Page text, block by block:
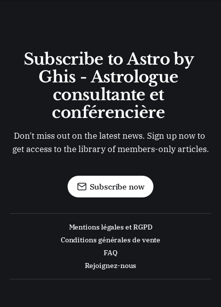
Subscribe to Astro by
Ghis - Astrologue
consultante et
conférencière
Don't miss out on the latest news. Sign up now to
get access to the library of members-only articles.
Subscribe now
Mentions légales et RGPD
Conditions générales de vente
FAQ
Rejoignez-nous